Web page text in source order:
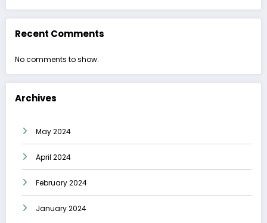
Recent Comments
No comments to show.
Archives
May 2024
April 2024
February 2024
January 2024